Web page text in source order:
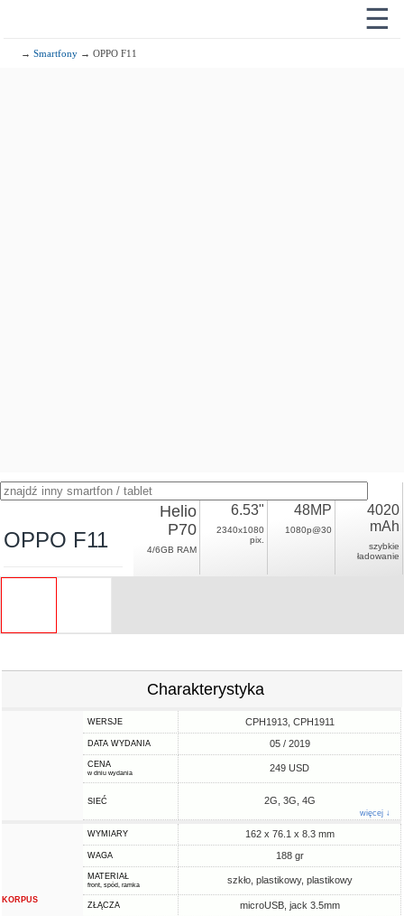
☰
→Smartfony → OPPO F11
OPPO F11
Helio
P70
4/6GB RAM
6.53"
2340x1080
pix.
48MP
1080p@30
4020
mAh
szybkie
ładowanie
Charakterystyka
WERSJE CPH1913, CPH1911
DATA WYDANIA 05 / 2019
CENA
w dniu wydania 249 USD
SIEĆ 2G, 3G, 4G
więcej ↓
KORPUS
WYMIARY 162 x 76.1 x 8.3 mm
WAGA 188 gr
MATERIAŁ
front, spód, ramka szkło, plastikowy, plastikowy
ZŁĄCZA microUSB, jack 3.5mm